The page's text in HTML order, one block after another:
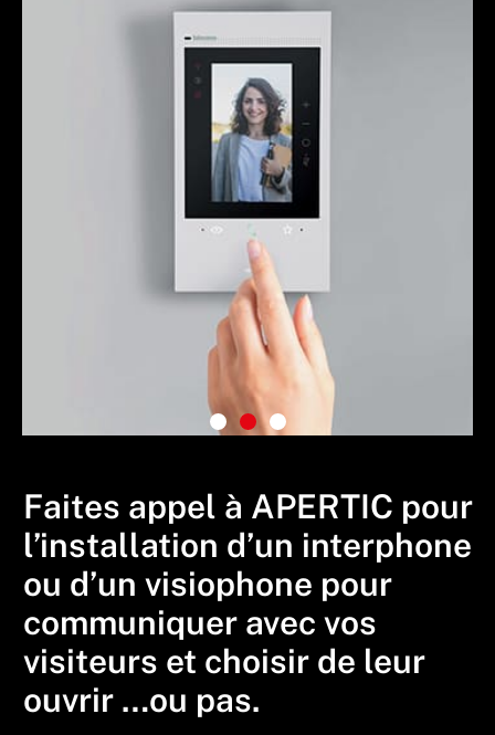
Faites appel à APERTIC pour
l’installation d’un interphone
ou d’un visiophone pour
communiquer avec vos
visiteurs et choisir de leur
ouvrir …ou pas.